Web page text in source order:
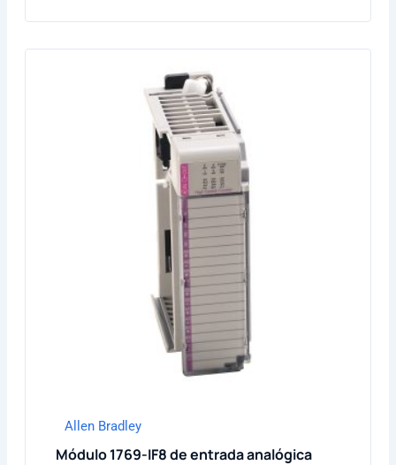
Allen Bradley
Módulo 1769-IF8 de entrada analógica